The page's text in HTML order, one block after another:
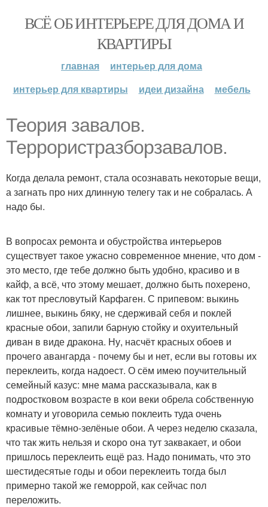
ВСЁ ОБ ИНТЕРЬЕРЕ ДЛЯ ДОМА И
КВАРТИРЫ
главная
интерьер для дома
интерьер для квартиры
идеи дизайна мебель
Теория завалов.
Террористразборзавалов.
Когда делала ремонт, стала осознавать некоторые вещи,
а загнать про них длинную телегу так и не собралась. А
надо бы.
В вопросах ремонта и обустройства интерьеров
существует такое ужасно современное мнение, что дом -
это место, где тебе должно быть удобно, красиво и в
кайф, а всё, что этому мешает, должно быть похерено,
как тот пресловутый Карфаген. С припевом: выкинь
лишнее, выкинь бяку, не сдерживай себя и поклей
красные обои, запили барную стойку и охуительный
диван в виде дракона. Ну, насчёт красных обоев и
прочего авангарда - почему бы и нет, если вы готовы их
переклеить, когда надоест. О сём имею поучительный
семейный казус: мне мама рассказывала, как в
подростковом возрасте в кои веки обрела собственную
комнату и уговорила семью поклеить туда очень
красивые тёмно-зелёные обои. А через неделю сказала,
что так жить нельзя и скоро она тут заквакает, и обои
пришлось переклеить ещё раз. Надо понимать, что это
шестидесятые годы и обои переклеить тогда был
примерно такой же геморрой, как сейчас пол
переложить.